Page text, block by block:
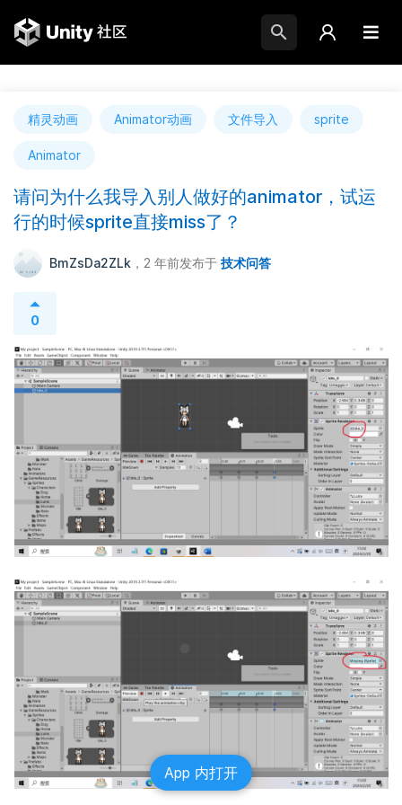
精灵动画 Animator动画 文件导入 sprite
Animator
请问为什么我导入别人做好的animator，试运
行的时候sprite直接miss了？
BmZsDa2ZLk ，2 年前发布于 技术问答
0
App 内打开